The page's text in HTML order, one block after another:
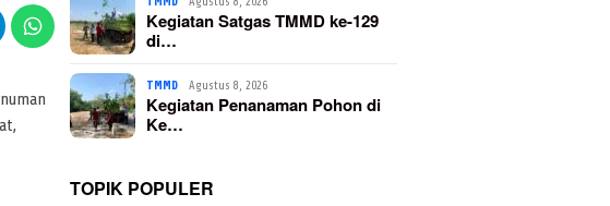
Kegiatan Satgas TMMD ke-129
di…
TMMD Agustus 8, 2026
Kegiatan Penanaman Pohon di
Ke…
TOPIK POPULER